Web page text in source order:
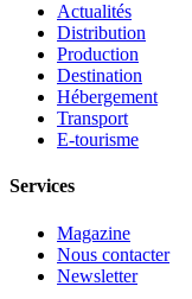
Actualités
Distribution
Production
Destination
Hébergement
Transport
E-tourisme
Services
Magazine
Nous contacter
Newsletter